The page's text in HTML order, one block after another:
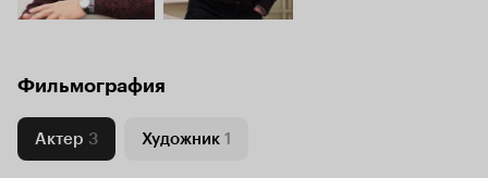
Фильмография
Актер 3 Художник 1